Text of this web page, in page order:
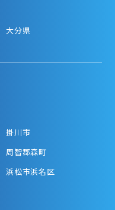
大分県
掛川市
周智郡森町
浜松市浜名区